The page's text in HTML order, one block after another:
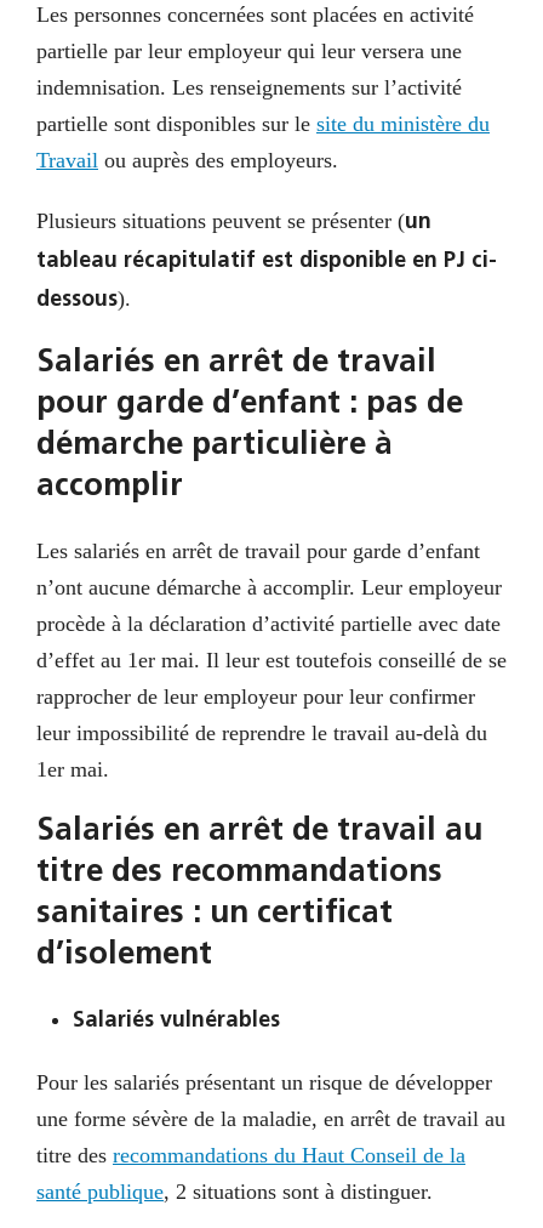
Les personnes concernées sont placées en activité
partielle par leur employeur qui leur versera une
indemnisation. Les renseignements sur l’activité
partielle sont disponibles sur le site du ministère du
Travail ou auprès des employeurs.
Plusieurs situations peuvent se présenter (un
tableau récapitulatif est disponible en PJ ci-
dessous).
Salariés en arrêt de travail
pour garde d’enfant : pas de
démarche particulière à
accomplir
Les salariés en arrêt de travail pour garde d’enfant
n’ont aucune démarche à accomplir. Leur employeur
procède à la déclaration d’activité partielle avec date
d’effet au 1er mai. Il leur est toutefois conseillé de se
rapprocher de leur employeur pour leur confirmer
leur impossibilité de reprendre le travail au-delà du
1er mai.
Salariés en arrêt de travail au
titre des recommandations
sanitaires : un certificat
d’isolement
Salariés vulnérables
Pour les salariés présentant un risque de développer
une forme sévère de la maladie, en arrêt de travail au
titre des recommandations du Haut Conseil de la
santé publique, 2 situations sont à distinguer.